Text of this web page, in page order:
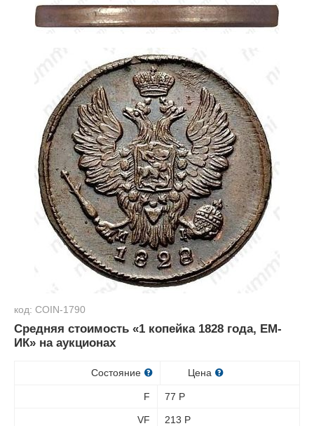
код: COIN-1790
Средняя стоимость «1 копейка 1828 года, ЕМ-
ИК» на аукционах
Состояние Цена
F 77 Р
VF 213 Р